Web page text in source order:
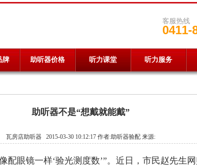
客服热线
0411-
牌 助听器价格 听力课堂 听力服务
助听器不是“想戴就能戴”
瓦房店助听器 2015-03-30 10:12:17 作者:助听器验配 来源:
配眼镜一样‘验光测度数’”。近日，市民赵先生